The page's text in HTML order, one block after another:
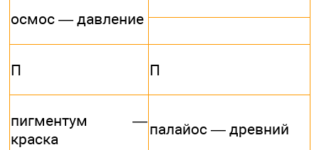
осмос — давление
П П
пигментум —
краска
палайос — древний